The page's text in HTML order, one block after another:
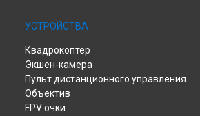
Ремонт квадрокоптера Matrice 200 DJI в
Ремонт квадрокоптера Matrice 200 DJI в
Ремонт квадрокоптера Matrice 200 DJI в
Ремонт квадрокоптера Matrice 200 DJI в
Ремонт квадрокоптера Matrice 200 DJI в
Ремонт квадрокоптера Matrice 200 DJI в
УСТРОЙСТВА
Квадрокоптер
Экшен-камера
Пульт дистанционного управления
Объектив
FPV очки